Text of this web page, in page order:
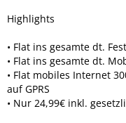
Highlights
• Flat ins gesamte dt.
• Flat ins gesamte dt.
• Flat mobiles Internet
auf GPRS
• Nur 24,99€ inkl.